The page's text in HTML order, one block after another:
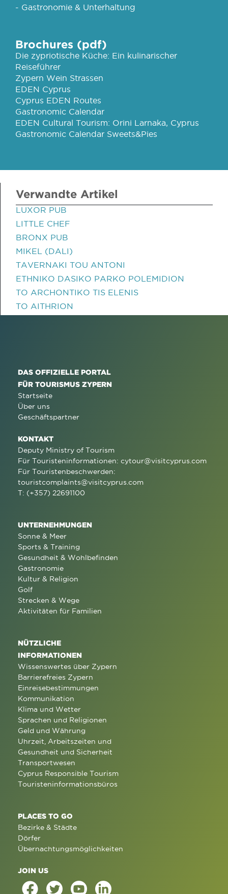
- Gastronomie & Unterhaltung
Brochures (pdf)
Die zypriotische Küche: Ein kulinarischer
Reiseführer
Zypern Wein Strassen
EDEN Cyprus
Cyprus EDEN Routes
Gastronomic Calendar
EDEN Cultural Tourism: Orini Larnaka, Cyprus
Gastronomic Calendar Sweets&Pies
Verwandte Artikel
LUXOR PUB
LITTLE CHEF
BRONX PUB
MIKEL (DALI)
TAVERNAKI TOU ANTONI
ETHNIKO DASIKO PARKO POLEMIDION
TO ARCHONTIKO TIS ELENIS
TO AITHRION
DAS OFFIZIELLE PORTAL
FÜR TOURISMUS ZYPERN
Startseite
Über uns
Geschäftspartner
KONTAKT
Deputy Ministry of Tourism
Für Touristeninformationen: cytour@visitcyprus.com
Für Touristenbeschwerden:
touristcomplaints@visitcyprus.com
T: (+357) 22691100
UNTERNEHMUNGEN
Sonne & Meer
Sports & Training
Gesundheit & Wohlbefinden
Gastronomie
Kultur & Religion
Golf
Strecken & Wege
Aktivitäten für Familien
NÜTZLICHE
INFORMATIONEN
Wissenswertes über Zypern
Barrierefreies Zypern
Einreisebestimmungen
Kommunikation
Klima und Wetter
Sprachen und Religionen
Geld und Währung
Uhrzeit, Arbeitszeiten und
Gesundheit und Sicherheit
Transportwesen
Cyprus Responsible Tourism
Touristeninformationsbüros
PLACES TO GO
Bezirke & Städte
Dörfer
Übernachtungsmöglichkeiten
JOIN US